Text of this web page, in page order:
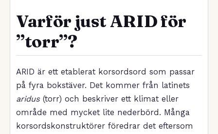
Varför just ARID för
”torr”?
ARID är ett etablerat korsordsord som passar
på fyra bokstäver. Det kommer från latinets
aridus(torr) och beskriver ett klimat eller
område med mycket lite nederbörd. Många
korsordskonstruktörer föredrar det eftersom